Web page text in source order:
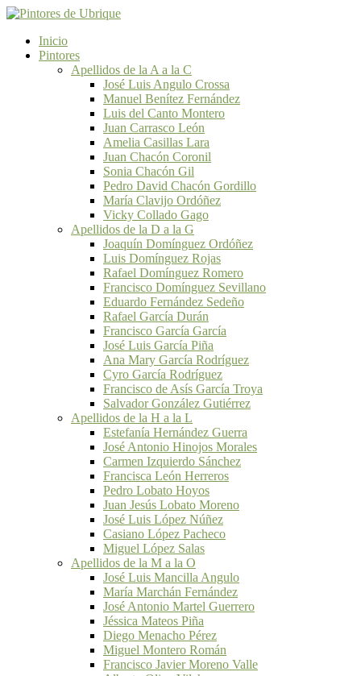
Inicio
Pintores
Apellidos de la A a la C
José Luis Angulo Crossa
Manuel Benítez Fernández
Luis del Canto Montero
Juan Carrasco León
Amelia Casillas Lara
Juan Chacón Coronil
Sonia Chacón Gil
Pedro David Chacón Gordillo
María Clavijo Ordóñez
Vicky Collado Gago
Apellidos de la D a la G
Joaquín Domínguez Ordóñez
Luis Domínguez Rojas
Rafael Domínguez Romero
Francisco Domínguez Sevillano
Eduardo Fernández Sedeño
Rafael García Durán
Francisco García García
José Luis García Piña
Ana Mary García Rodríguez
Cyro García Rodríguez
Francisco de Asís García Troya
Salvador González Gutiérrez
Apellidos de la H a la L
Estefanía Hernández Guerra
José Antonio Hinojos Morales
Carmen Izquierdo Sánchez
Francisca León Herreros
Pedro Lobato Hoyos
Juan Jesús Lobato Moreno
José Luis López Núñez
Casiano López Pacheco
Miguel López Salas
Apellidos de la M a la O
José Luis Mancilla Angulo
María Marchán Fernández
José Antonio Martel Guerrero
Jéssica Mateos Piña
Diego Menacho Pérez
Miguel Montero Román
Francisco Javier Moreno Valle